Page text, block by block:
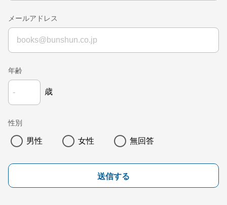
メールアドレス
年齢
歳
性別
男性 女性 無回答
送信する